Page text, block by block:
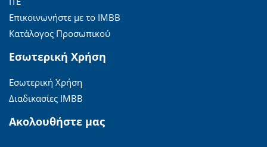
Επικοινωνήστε με το ΙΜΒΒ
Κατάλογος Προσωπικού
Εσωτερική Χρήση
Εσωτερική Χρήση
Διαδικασίες ΙΜΒΒ
Ακολουθήστε μας